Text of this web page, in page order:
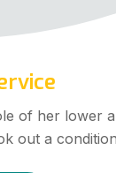
of her lower
out a condition